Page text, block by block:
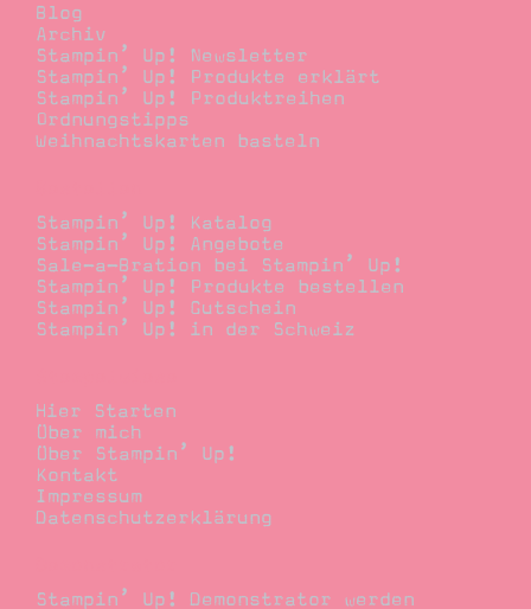
Blog
Archiv
Stampin’ Up! Newsletter
Stampin’ Up! Produkte erklärt
Stampin’ Up! Produktreihen
Ordnungstipps
Weihnachtskarten basteln
Stampin’ Up! Katalog
Stampin’ Up! Angebote
Sale-a-Bration bei Stampin’ Up!
Stampin’ Up! Produkte bestellen
Stampin’ Up! Gutschein
Stampin’ Up! in der Schweiz
Hier Starten
Über mich
Über Stampin’ Up!
Kontakt
Impressum
Datenschutzerklärung
Stampin’ Up! Demonstrator werden